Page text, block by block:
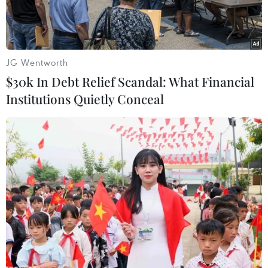
(Nguồn: Htekidsnews.com)
Mảng băng khổng lồ ở phía Đông của Nam Cực
có thể phải chịu tác động nhiều hơn bởi hiện
tượng Trái Đất nóng lên so với những gì chúng
JG Wentworth
$30k In Debt Relief Scandal: What Financial
Institutions Quietly Conceal